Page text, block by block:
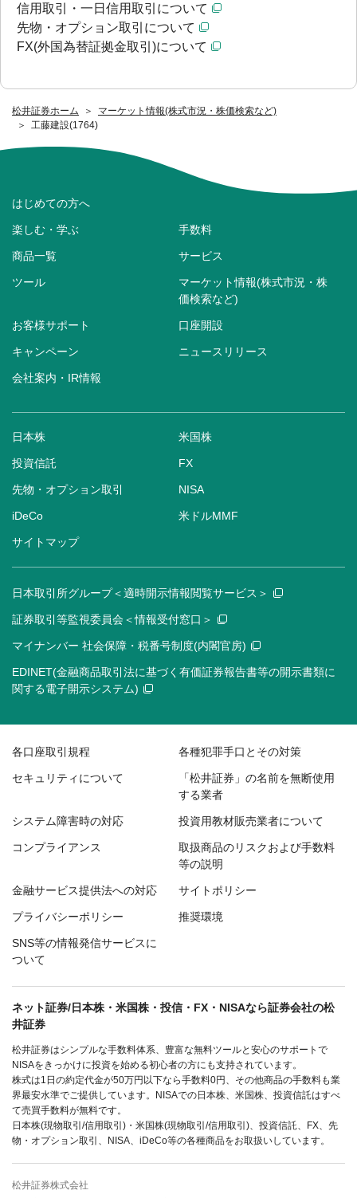
松井証券ホーム
マーケット情報(株式市況・株価検索など)
工藤建設(1764)
信用取引・一日信用取引について
先物・オプション取引について
FX(外国為替証拠金取引)について
はじめての方へ
楽しむ・学ぶ 手数料
商品一覧 サービス
ツール
マーケット情報(株式市況・株
価検索など)
お客様サポート 口座開設
キャンペーン ニュースリリース
会社案内・IR情報
日本株 米国株
投資信託 FX
先物・オプション取引 NISA
iDeCo 米ドルMMF
サイトマップ
日本取引所グループ＜適時開示情報閲覧サービス＞
証券取引等監視委員会＜情報受付窓口＞
マイナンバー 社会保障・税番号制度(内閣官房)
EDINET(金融商品取引法に基づく有価証券報告書等の開示書類に
関する電子開示システム)
各口座取引規程 各種犯罪手口とその対策
セキュリティについて
「松井証券」の名前を無断使用
する業者
システム障害時の対応 投資用教材販売業者について
コンプライアンス
取扱商品のリスクおよび手数料
等の説明
金融サービス提供法への対応 サイトポリシー
プライバシーポリシー 推奨環境
SNS等の情報発信サービスに
ついて
ネット証券/日本株・米国株・投信・FX・NISAなら証券会社の松
井証券
松井証券はシンプルな手数料体系、豊富な無料ツールと安心のサポートで
NISAをきっかけに投資を始める初心者の方にも支持されています。
株式は1日の約定代金が50万円以下なら手数料0円、その他商品の手数料も業
界最安水準でご提供しています。NISAでの日本株、米国株、投資信託はすべ
て売買手数料が無料です。
日本株(現物取引/信用取引)・米国株(現物取引/信用取引)、投資信託、FX、先
物・オプション取引、NISA、iDeCo等の各種商品をお取扱いしています。
松井証券株式会社